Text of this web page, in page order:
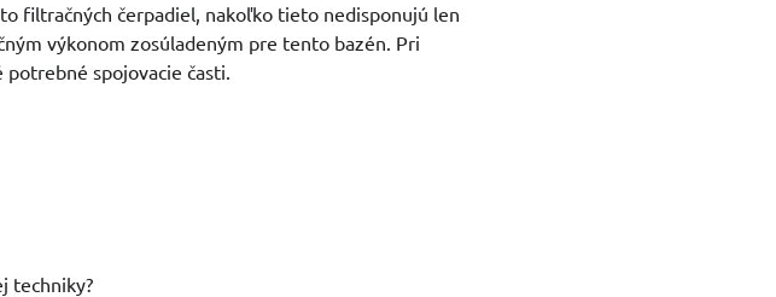
filtračných čerpadiel, nakoľko tieto nedisponujú len
výkonom zosúladeným pre tento bazén. Pri
spojovacie časti.
techniky?